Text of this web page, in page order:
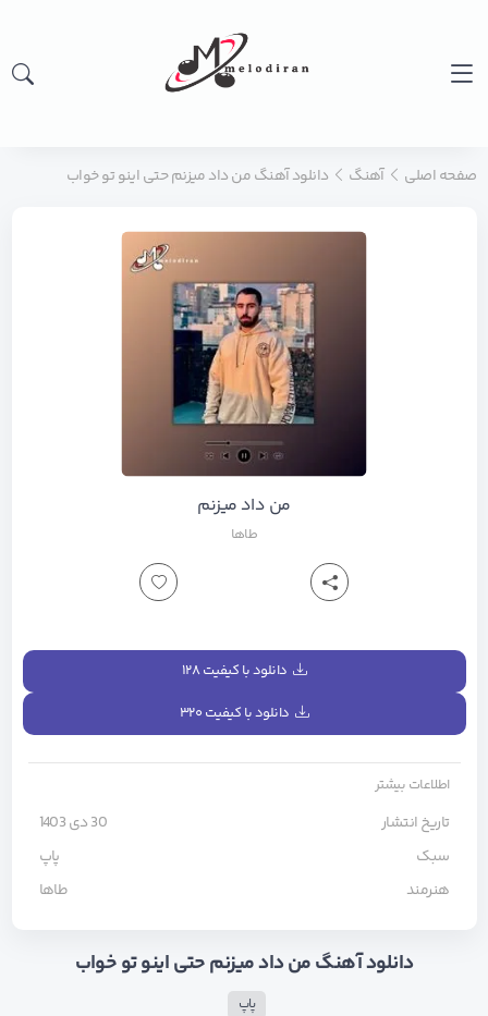
صفحه اصلی آهنگ دانلود آهنگ من داد میزنم حتی اینو تو خواب
من داد میزنم
طاها
دانلود با کیفیت ۱۲۸
دانلود با کیفیت ۳۲۰
اطلاعات بیشتر
تاریخ انتشار
30 دی 1403
سبک
پاپ
هنرمند
طاها
دانلود آهنگ من داد میزنم حتی اینو تو خواب
پاپ